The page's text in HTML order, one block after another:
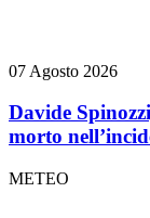
07 Agosto 2026
Davide
morto
METEO